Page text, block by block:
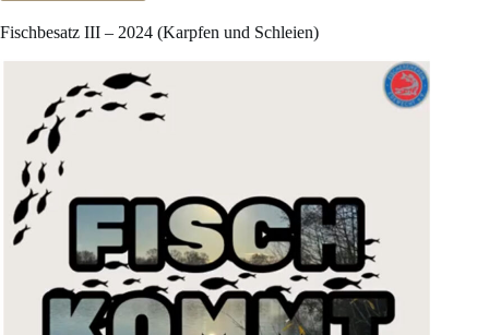
Fischbesatz III – 2024 (Karpfen und Schleien)